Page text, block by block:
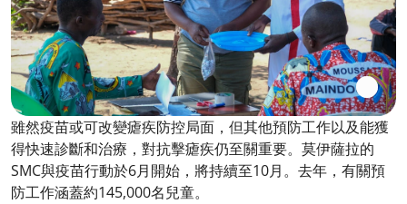
雖然疫苗或可改變瘧疾防控局面，但其他預防工作以及能獲
得快速診斷和治療，對抗擊瘧疾仍至關重要。莫伊薩拉的
SMC與疫苗行動於6月開始，將持續至10月。去年，有關預
防工作涵蓋約145,000名兒童。